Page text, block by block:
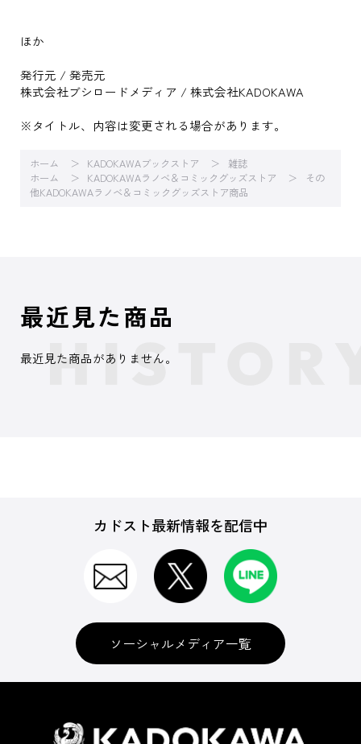
ほか
発行元 / 発売元
株式会社ブシロードメディア / 株式会社KADOKAWA
※タイトル、内容は変更される場合があります。
ホーム KADOKAWAブックストア
雑誌
ホーム
KADOKAWAラノベ＆コミックグッズストア
その
他KADOKAWAラノベ＆コミックグッズストア商品
最近見た商品
最近見た商品がありません。
カドスト最新情報を配信中
ソーシャルメディア一覧